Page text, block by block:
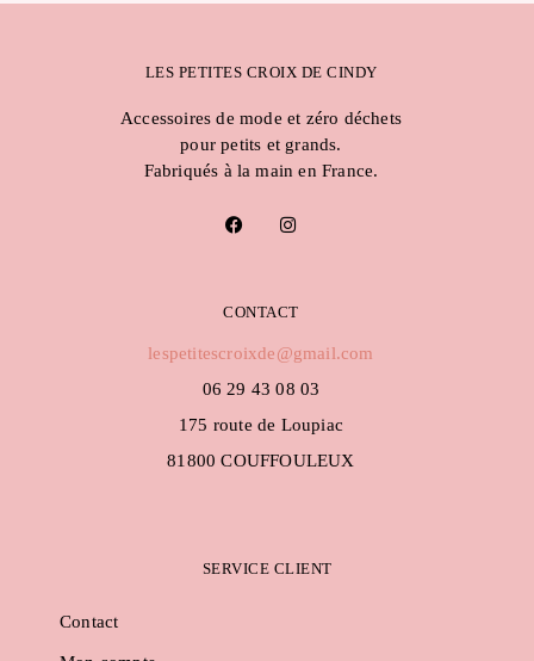
LES PETITES CROIX DE CINDY
Accessoires de mode et zéro déchets
pour petits et grands.
Fabriqués à la main en France.
F
a
o
o
I
n
g
r
m
CONTACT
lespetitescroixde@gmail.com
06 29 43 08 03
175 route de Loupiac
81800 COUFFOULEUX
SERVICE CLIENT
Contact